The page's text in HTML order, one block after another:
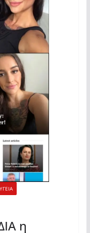
ΥΓΕΙΑ
η